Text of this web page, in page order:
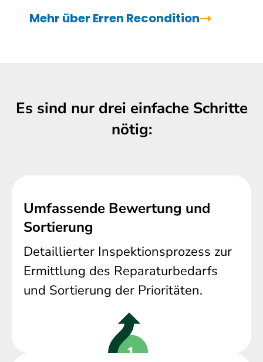
Mehr über Erren Recondition
Es sind nur drei einfache Schritte
nötig:
Umfassende Bewertung und
Sortierung
Detaillierter Inspektionsprozess zur
Ermittlung des Reparaturbedarfs
und Sortierung der Prioritäten.